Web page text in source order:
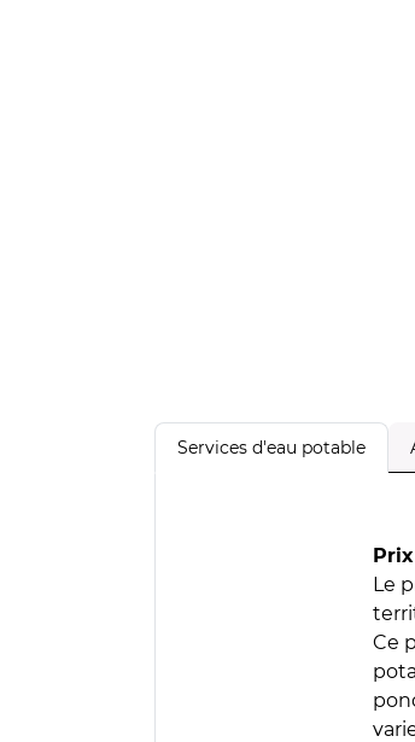
Services d'eau potable
Prix
Le
Ce